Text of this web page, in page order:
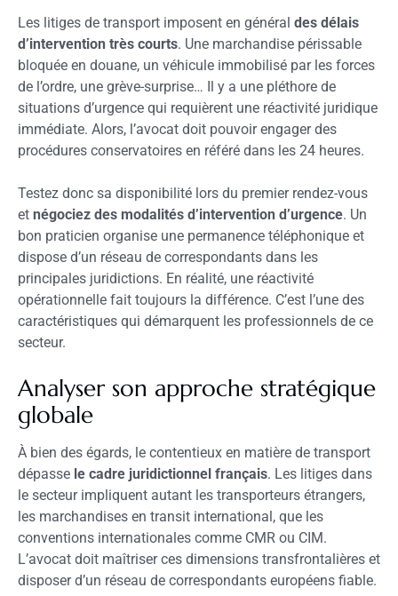
Les litiges de transport imposent en général des délais
d’intervention très courts. Une marchandise périssable
bloquée en douane, un véhicule immobilisé par les forces
de l’ordre, une grève-surprise… Il y a une pléthore de
situations d’urgence qui requièrent une réactivité juridique
immédiate. Alors, l’avocat doit pouvoir engager des
procédures conservatoires en référé dans les 24 heures.
Testez donc sa disponibilité lors du premier rendez-vous
et négociez des modalités d’intervention d’urgence. Un
bon praticien organise une permanence téléphonique et
dispose d’un réseau de correspondants dans les
principales juridictions. En réalité, une réactivité
opérationnelle fait toujours la différence. C’est l’une des
caractéristiques qui démarquent les professionnels de ce
secteur.
Analyser son approche stratégique
globale
À bien des égards, le contentieux en matière de transport
dépasse le cadre juridictionnel français. Les litiges dans
le secteur impliquent autant les transporteurs étrangers,
les marchandises en transit international, que les
conventions internationales comme CMR ou CIM.
L’avocat doit maîtriser ces dimensions transfrontalières et
disposer d’un réseau de correspondants européens fiable.